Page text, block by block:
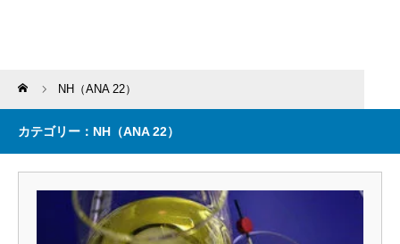
Home NH（ANA 22）
カテゴリー：NH（ANA 22）